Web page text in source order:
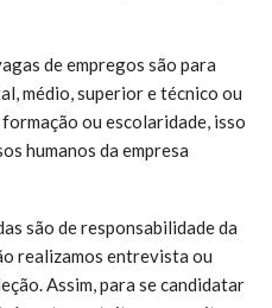
de empregos são para
médio, superior e técnico ou
ou escolaridade, isso
humanos da empresa
são de responsabilidade da
realizamos entrevista ou
Assim, para se candidatar